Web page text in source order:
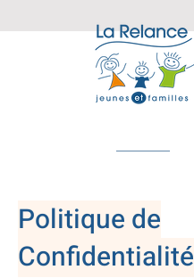
Politique de
Confidentialité